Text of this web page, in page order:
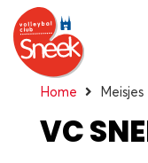
Home Meisjes
VC